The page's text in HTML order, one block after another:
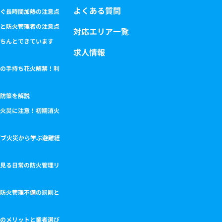
長時間加熱の注意点
防火管理者の注意点
んとできています
手持ち花火解禁！利
策を解説
災に注意！初期消火
火災から学ぶ避難経
る日常の防火管理リ
火管理不備の罰則と
メリットと業者選び
よくある質問
対応エリア一覧
求人情報